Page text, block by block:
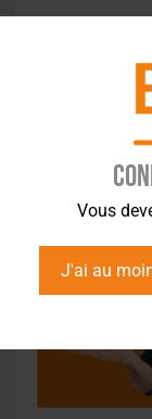
Vous
J'ai au